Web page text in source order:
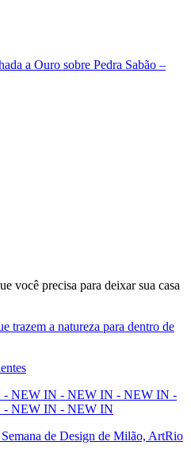
a Ouro sobre Pedra Sabão –
você precisa para deixar sua casa
trazem a natureza para dentro de
NEW IN - NEW IN - NEW IN -
NEW IN - NEW IN
de Design de Milão, ArtRio